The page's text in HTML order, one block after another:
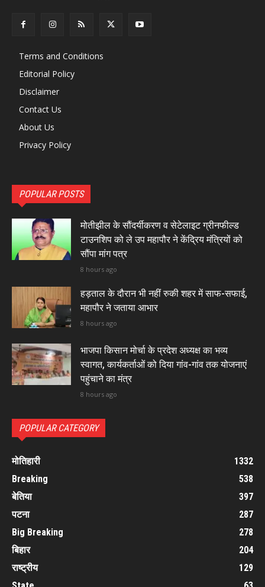
Terms and Conditions
Editorial Policy
Disclaimer
Contact Us
About Us
Privacy Policy
POPULAR POSTS
मोतीझील के सौंदर्यीकरण व सेटेलाइट ग्रीनफील्ड
टाउनशिप को ले उप महापौर ने केंद्रिय मंत्रियों को
सौंपा मांग पत्र
8 hours ago
हड़ताल के दौरान भी नहीं रुकी शहर में साफ-सफाई,
महापौर ने जताया आभार
8 hours ago
भाजपा किसान मोर्चा के प्रदेश अध्यक्ष का भव्य
स्वागत, कार्यकर्ताओं को दिया गांव-गांव तक योजनाएं
पहुंचाने का मंत्र
8 hours ago
POPULAR CATEGORY
मोतिहारी
1332
Breaking
538
बेतिया
397
पटना
287
Big Breaking
278
बिहार
204
राष्ट्रीय
129